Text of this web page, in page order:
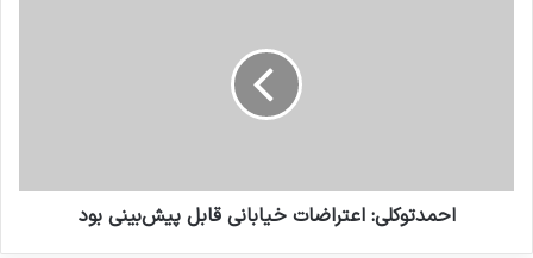
احمدتوکلی: اعتراضات خیابانی قابل پیش‌بینی بود